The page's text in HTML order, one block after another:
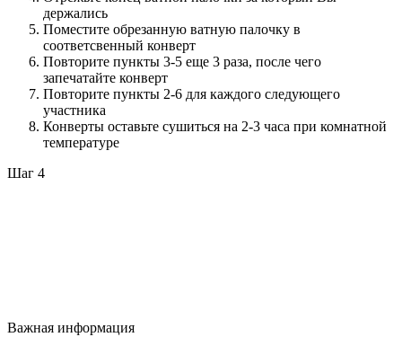
держались
Поместите обрезанную ватную палочку в
соответсвенный конверт
Повторите пункты 3-5 еще 3 раза, после чего
запечатайте конверт
Повторите пункты 2-6 для каждого следующего
участника
Конверты оставьте сушиться на 2-3 часа при комнатной
температуре
Шаг 4
Важная информация